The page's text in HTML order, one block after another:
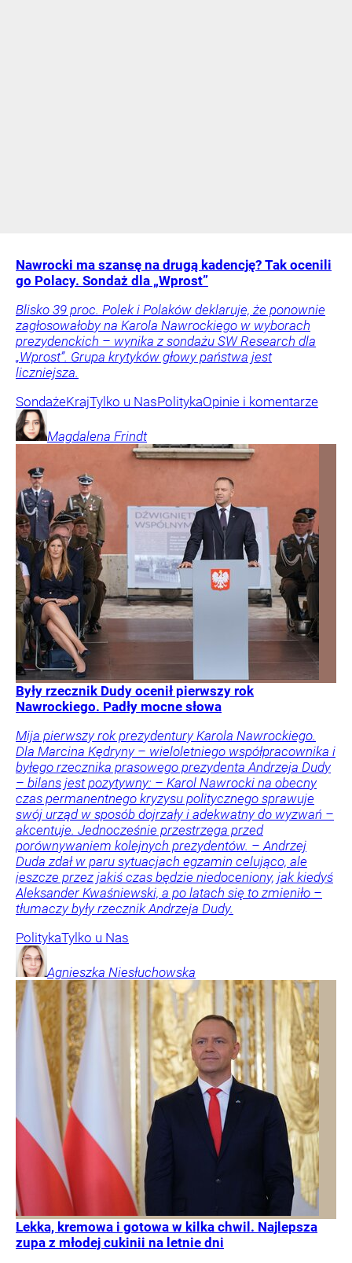
Nawrocki ma szansę na drugą kadencję? Tak ocenili
go Polacy. Sondaż dla „Wprost”
Blisko 39 proc. Polek i Polaków deklaruje, że ponownie
zagłosowałoby na Karola Nawrockiego w wyborach
prezydenckich – wynika z sondażu SW Research dla
„Wprost”. Grupa krytyków głowy państwa jest
liczniejsza.
SondażeKrajTylko u NasPolitykaOpinie i komentarze
Magdalena Frindt
Były rzecznik Dudy ocenił pierwszy rok
Nawrockiego. Padły mocne słowa
Mija pierwszy rok prezydentury Karola Nawrockiego.
Dla Marcina Kędryny – wieloletniego współpracownika i
byłego rzecznika prasowego prezydenta Andrzeja Dudy
– bilans jest pozytywny: – Karol Nawrocki na obecny
czas permanentnego kryzysu politycznego sprawuje
swój urząd w sposób dojrzały i adekwatny do wyzwań –
akcentuje. Jednocześnie przestrzega przed
porównywaniem kolejnych prezydentów. – Andrzej
Duda zdał w paru sytuacjach egzamin celująco, ale
jeszcze przez jakiś czas będzie niedoceniony, jak kiedyś
Aleksander Kwaśniewski, a po latach się to zmieniło –
tłumaczy były rzecznik Andrzeja Dudy.
PolitykaTylko u Nas
Agnieszka Niesłuchowska
Lekka, kremowa i gotowa w kilka chwil. Najlepsza
zupa z młodej cukinii na letnie dni